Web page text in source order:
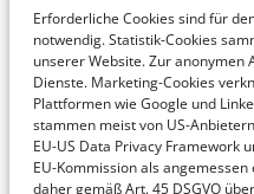
Erforderliche Cookies sind für
notwendig. Statistik-Cookies
unserer Website. Zur anonymen
Dienste. Marketing-Cookies
Plattformen wie Google und
stammen meist von US-
EU-US Data Privacy Framework
EU-Kommission als
daher gemäß Art. 45 DSGVO
Schweiz
T +43 1 92101-0